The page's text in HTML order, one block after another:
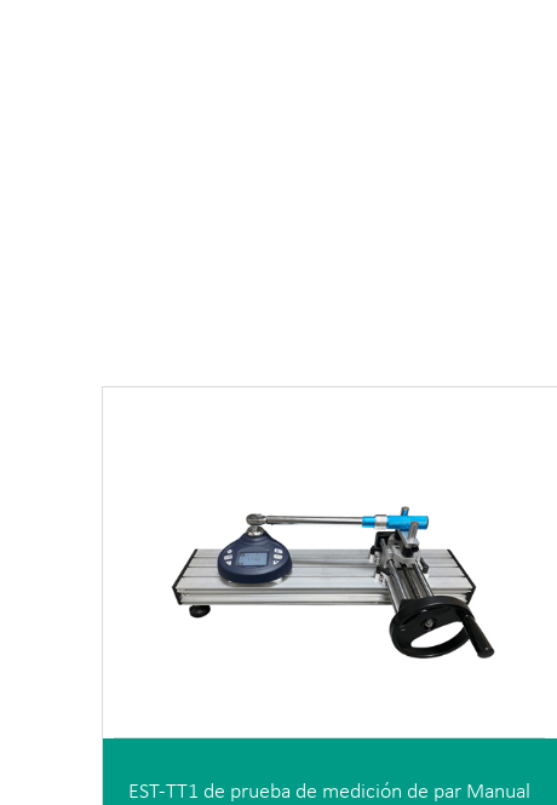
EST-TT1 de prueba de medición de par Manual